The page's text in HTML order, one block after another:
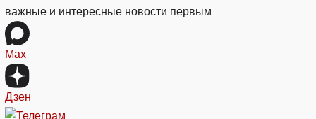
важные и интересные новости первым
Max
Дзен